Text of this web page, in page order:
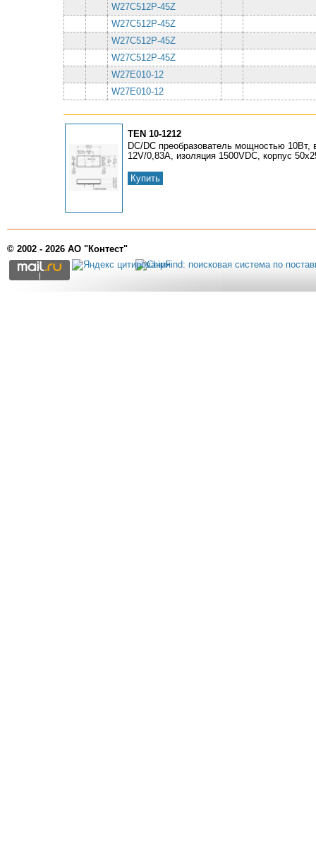
W27C512P-45Z
W27C512P-45Z
W27C512P-45Z
W27C512P-45Z
W27E010-12
W27E010-12
TEN 10-1212
DC/DC преобразователь мощностью 10Вт,
12V/0,83A, изоляция 1500VDC, корпус
Купить
© 2002 - 2026 АО "Контест"